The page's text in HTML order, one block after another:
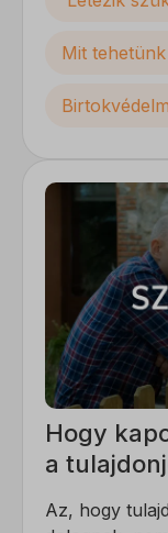
Mit
Hogy
a
Az, hogy